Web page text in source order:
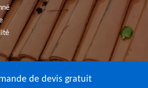
de devis gratuit